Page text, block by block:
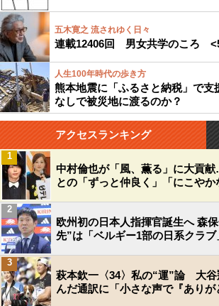
五木寛之 流されゆく日々
連載12406回 男女共学のころ
人生100年時代の歩き方
熊本地震に「ふるさと納税」で
なしで被災地に渡るのか？
アクセスランキング
中村倫也が「風、薫る」に大貢
との「ずっと仲良く」「にこやか
1
欧州初の日本人指揮官誕生へ 森
先”は「ベルギー1部の日系クラ
2
萩本欽一〈34〉私の“運”論 大谷
んだ通訳に「小さな声で『ありが
3